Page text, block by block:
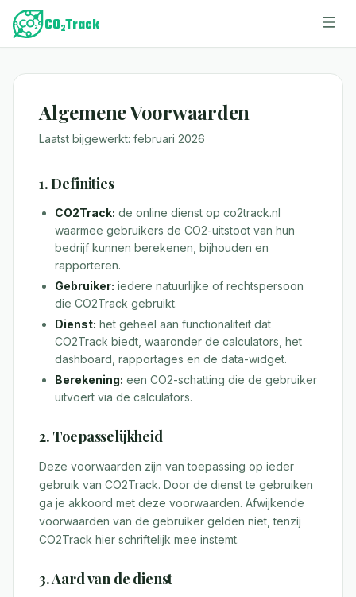
Algemene Voorwaarden
Laatst bijgewerkt: februari 2026
1. Definities
CO2Track: de online dienst op co2track.nl
waarmee gebruikers de CO2-uitstoot van hun
bedrijf kunnen berekenen, bijhouden en
rapporteren.
Gebruiker: iedere natuurlijke of rechtspersoon
die CO2Track gebruikt.
Dienst: het geheel aan functionaliteit dat
CO2Track biedt, waaronder de calculators, het
dashboard, rapportages en de data-widget.
Berekening: een CO2-schatting die de gebruiker
uitvoert via de calculators.
2. Toepasselijkheid
Deze voorwaarden zijn van toepassing op ieder
gebruik van CO2Track. Door de dienst te gebruiken
ga je akkoord met deze voorwaarden. Afwijkende
voorwaarden van de gebruiker gelden niet, tenzij
CO2Track hier schriftelijk mee instemt.
3. Aard van de dienst